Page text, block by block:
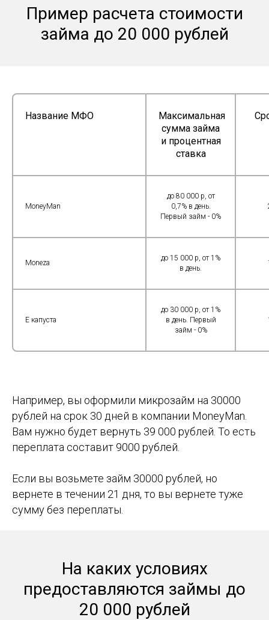
Пример расчета стоимости
займа до 20 000 рублей
Название МФО
Максимальная
сумма займа
и процентная
ставка
MoneyMan
до 80 000 р, от
0,7% в день.
Первый займ - 0%
Moneza
до 15 000 р, от 1%
в день.
E капуста
до 30 000 р, от 1%
в день. Первый
займ - 0%
Например, вы оформили микрозайм на 30000
рублей на срок 30 дней в компании MoneyMan.
Вам нужно будет вернуть 39 000 рублей. То есть
переплата составит 9000 рублей.
Если вы возьмете займ 30000 рублей, но
вернете в течении 21 дня, то вы вернете туже
сумму без переплаты.
На каких условиях
предоставляются займы до
20 000 рублей